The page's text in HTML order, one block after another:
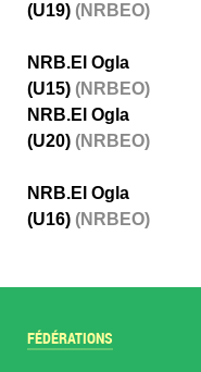
(U19) (NRBEO)
NRB.El Ogla
(U15) (NRBEO)
NRB.El Ogla
(U20) (NRBEO)
NRB.El Ogla
(U16) (NRBEO)
FÉDÉRATIONS